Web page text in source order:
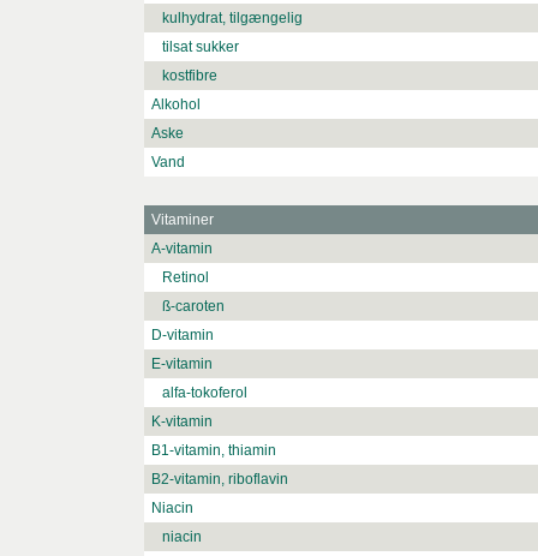
kulhydrat, tilgængelig
tilsat sukker
kostfibre
Alkohol
Aske
Vand
Vitaminer
A-vitamin
Retinol
ß-caroten
D-vitamin
E-vitamin
alfa-tokoferol
K-vitamin
B1-vitamin, thiamin
B2-vitamin, riboflavin
Niacin
niacin